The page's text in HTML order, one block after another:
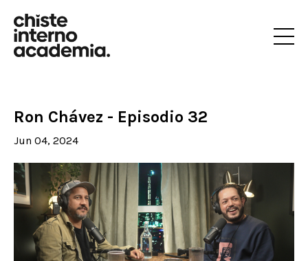
Ron Chávez - Episodio 32
Jun 04, 2024